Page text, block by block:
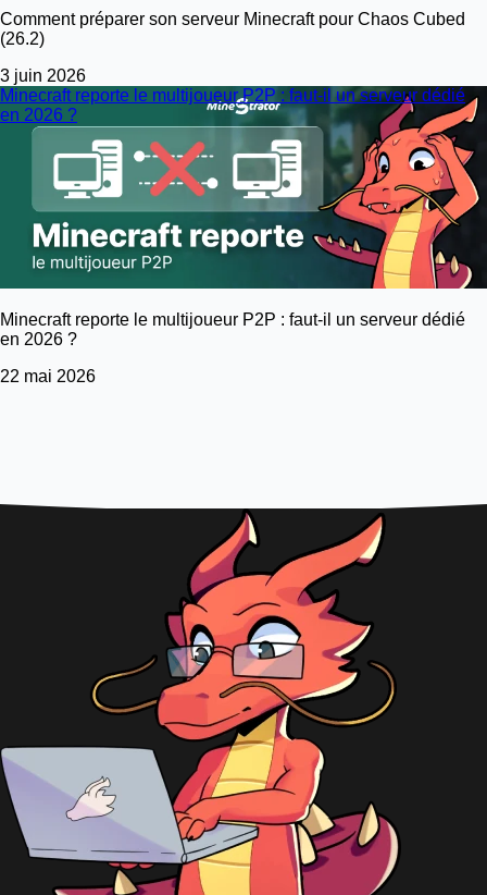
Comment préparer son serveur Minecraft pour Chaos Cubed
(26.2)
3 juin 2026
Minecraft reporte le multijoueur P2P : faut-il un serveur dédié
en 2026 ?
Minecraft reporte le multijoueur P2P : faut-il un serveur dédié
en 2026 ?
22 mai 2026